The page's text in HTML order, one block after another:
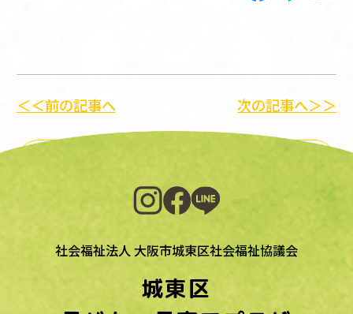
＜＜前の記事へ 次の記事へ＞＞
社会福祉法人 大阪市城東区社会福祉協議会
城東区